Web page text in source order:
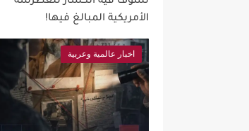
الأمريكية المبالغ فيها!
اخبار عالمية وعربية